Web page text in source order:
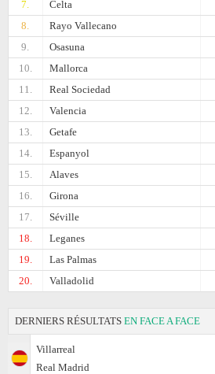
7. Celta
8.
Rayo Vallecano
9.
Osasuna
10.
Mallorca
11.
Real Sociedad
12.
Valencia
13.
Getafe
14.
Espanyol
15.
Alaves
16.
Girona
17.
Séville
18.
Leganes
19.
Las Palmas
20.
Valladolid
DERNIERS RÉSULTATS EN FACE A FACE
Villarreal
Real Madrid